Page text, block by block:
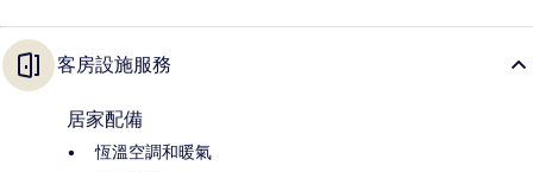
客房設施服務
居家配備
恆溫空調和暖氣